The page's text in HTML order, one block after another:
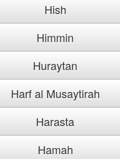
Hish
Himmin
Huraytan
Harf al Musaytirah
Harasta
Hamah